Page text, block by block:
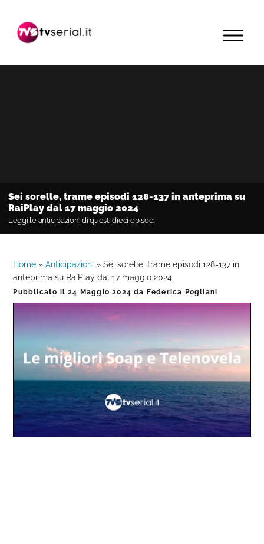
navigazione
contenuto
barra
primaria
MENU
Sei sorelle, trame episodi 128-137 in anteprima su
RaiPlay dal 17 maggio 2024
Leggi le anticipazioni di questi dieci episodi
Home »Anticipazioni »Sei sorelle, trame episodi 128-137 in
anteprima su RaiPlay dal 17 maggio 2024
Pubblicato il24 Maggio 2024 da Federica Pogliani
0%
0%